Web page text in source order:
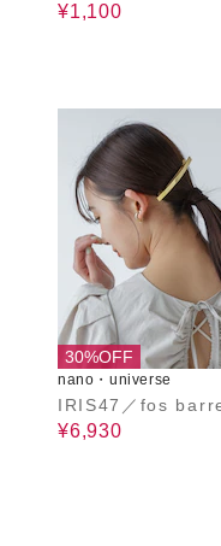
¥1,100
30%OFF
nano・universe
IRIS47／fos
¥6,930